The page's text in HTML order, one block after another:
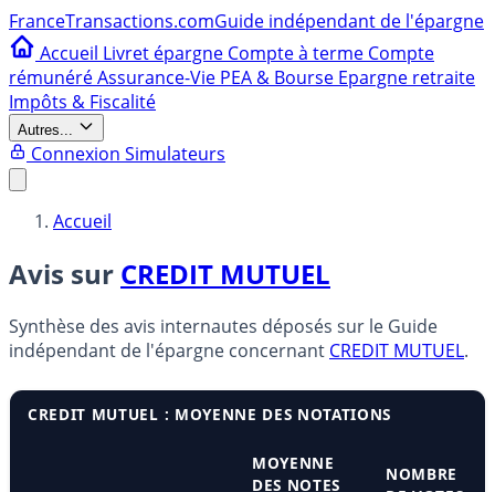
FranceTransactions.comGuide indépendant de l'épargne
Accueil Livret épargne Compte à terme Compte
rémunéréAssurance-Vie PEA & Bourse Epargne retraite
Impôts & Fiscalité
Autres...
Connexion Simulateurs
Accueil
Avis sur CREDIT MUTUEL
Synthèse des avis internautes déposés sur le Guide
indépendant de l'épargne concernant CREDIT MUTUEL.
CREDIT MUTUEL : MOYENNE DES NOTATIONS
MOYENNE
DES NOTES
NOMBRE